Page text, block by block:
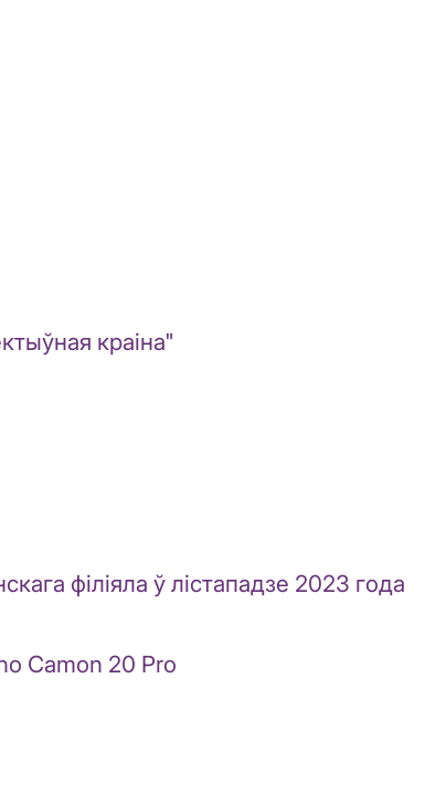
краіна"
філіяла ў лістападзе 2023 года
Camon 20 Pro